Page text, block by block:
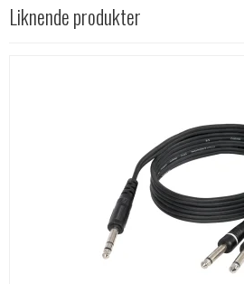
Liknende produkter